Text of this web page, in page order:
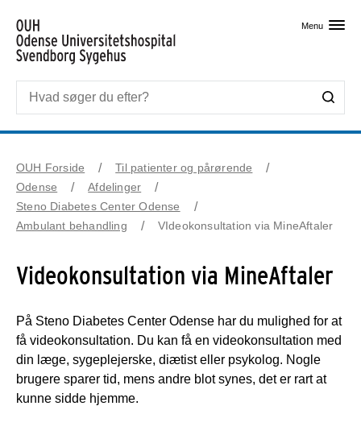
Menu
OUH Forside
Til patienter og pårørende
Odense
Afdelinger
Steno Diabetes Center Odense
Ambulant behandling
VIdeokonsultation via MineAftaler
Videokonsultation via MineAftaler
På Steno Diabetes Center Odense har du mulighed for at
få videokonsultation. Du kan få en videokonsultation med
din læge, sygeplejerske, diætist eller psykolog. Nogle
brugere sparer tid, mens andre blot synes, det er rart at
kunne sidde hjemme.